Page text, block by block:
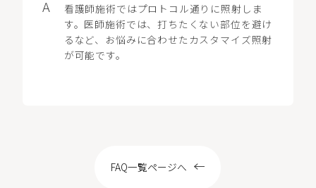
看護師施術ではプロトコル通りに照射しま
す。医師施術では、打ちたくない部位を避け
るなど、お悩みに合わせたカスタマイズ照射
が可能です。
FAQ一覧ページへ
LOCATION